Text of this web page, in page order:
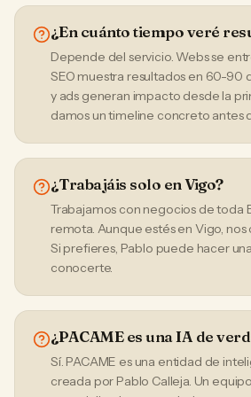
¿En cuánto tiempo veré
Depende del servicio. Webs se
SEO muestra resultados en 60-90
y ads generan impacto desde la
damos un timeline concreto antes
¿Trabajáis solo en Vigo?
Trabajamos con negocios de toda
remota. Aunque estés en Vigo,
Si prefieres, Pablo puede hacer
conocerte.
¿PACAME es una IA de
Sí. PACAME es una entidad de
creada por Pablo Calleja. Un